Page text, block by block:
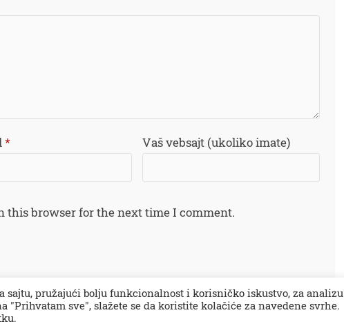
* Vaš vebsajt (ukoliko imate)
this browser for the next time I comment.
pružajući bolju funkcionalnost i korisničko iskustvo, za analizu
sve", slažete se da koristite kolačiće za navedene svrhe.